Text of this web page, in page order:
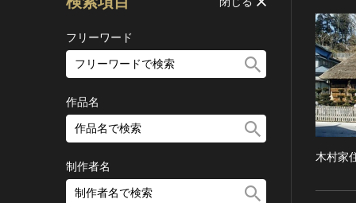
木村家
フリーワード
作品名
制作者名